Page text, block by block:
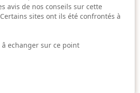
avis de nos conseils sur cette
sites ont ils été confrontés à
echanger sur ce point